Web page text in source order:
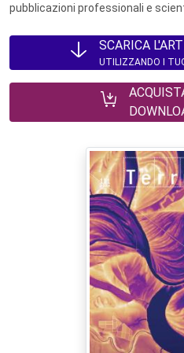
pubblicazioni professionali e
SCARICA
UTILIZZANDO I